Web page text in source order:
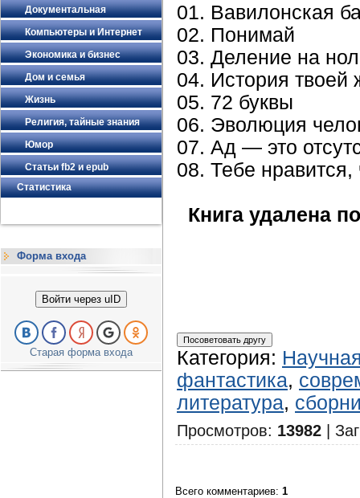
Документальная
Компьютеры и Интернет
Экономика и бизнес
Дом и семья
Жизнь
Религия, тайные знания
Юмор
Статьи fb2 и epub
Статистика
Форма входа
Войти через uID
Старая форма входа
01. Вавилонская
02. Понимай
03. Деление на
04. История твоей
05. 72 буквы
06. Эволюция
07. Ад — это
08. Тебе
Книга удалена
Категория:
фантастика,
литература,
Просмотров: 13982
Всего комментариев: 1